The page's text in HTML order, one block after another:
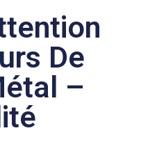
De
–